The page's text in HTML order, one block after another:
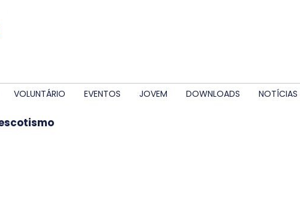
VOLUNTÁRIO EVENTOS JOVEM DOWNLOADS NOTÍCIAS